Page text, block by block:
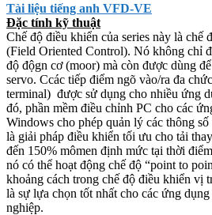
Tài liệu tiếng anh VFD-VE
Đặc tính kỹ thuật
Chế độ điều khiển của series này là chế
(Field Oriented Control). Nó không chỉ
độ độgn cơ (moor) mà còn được dùng
servo. Ccác tiếp điểm ngõ vào/ra đa
terminal) được sử dụng cho nhiều ứng
đó, phần mềm điều chỉnh PC cho các
Windows cho phép quản lý các thông
là giải pháp điều khiển tối ưu cho tải
đến 150% mômen định mức tại thời
nó có thể hoạt động chế độ “point to
khoảng cách trong chế độ điều khiển
là sự lựa chọn tốt nhất cho các ứng
nghiệp.